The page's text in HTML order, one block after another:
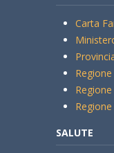
Carta
SALUTE